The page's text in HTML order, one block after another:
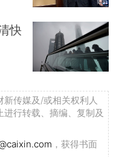
快
传媒及/或相关权利人
行转载、摘编、复制及
，获得书面